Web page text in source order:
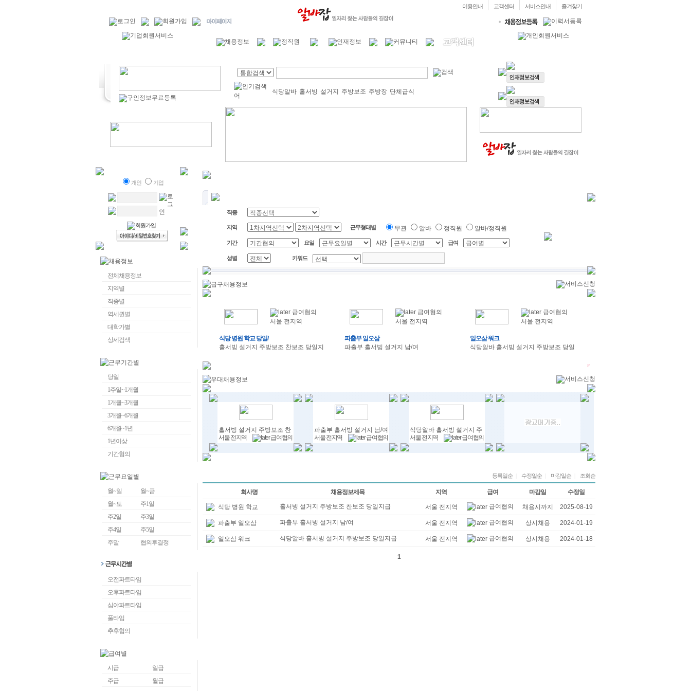
이용안내 고객센터 서비스안내 즐겨찾기
식당알바 홀서빙 설거지 주방보조 주방장 단체급식
개인 기업
전체채용정보
지역별
직종별
역세권별
대학가별
상세검색
당일
1주일~1개월
1개월~3개월
3개월~6개월
6개월~1년
1년이상
기간협의
월~일
월~금
월~토
주1일
주2일
주3일
주4일
주5일
주말
협의후결정
오전파트타임
오후파트타임
심야파트타임
풀타임
추후협의
시급
일급
주급
월급
직종
지역 근무형태별 무관 알바 정직원 알바/정직원
기간 요일 시간 급여
성별 키워드
급여협의
서울 전지역
식당 병원 학교 당일/
홀서빙 설거지 주방보조 찬보조 당일지
급여협의
서울 전지역
파출부 일오삼
파출부 홀서빙 설거지 남/여
급여협의
서울 전지역
일오삼 워크
식당알바 홀서빙 설거지 주방보조 당일
홀서빙 설거지 주방보조 찬
서울 전지역
급여협의
파출부 홀서빙 설거지 남/여
서울 전지역
급여협의
식당알바 홀서빙 설거지 주
서울 전지역
급여협의
등록일순 수정일순 마감일순 조회순
회사명 채용정보제목 지역 급여 마감일 수정일
식당 병원 학교 홀서빙 설거지 주방보조 찬보조 당일지급 서울 전지역 급여협의 채용시까지 2025-08-19
파출부 일오삼 파출부 홀서빙 설거지 남/여 서울 전지역 급여협의 상시채용 2024-01-19
일오삼 워크 식당알바 홀서빙 설거지 주방보조 당일지급 서울 전지역 급여협의 상시채용 2024-01-18
1